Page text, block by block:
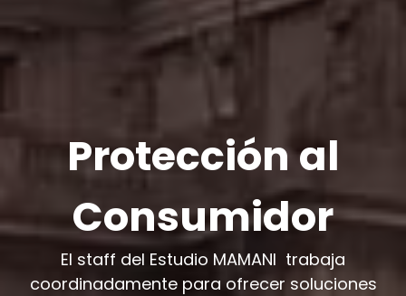
Protección al
Consumidor
El staff del Estudio MAMANI trabaja
coordinadamente para ofrecer soluciones